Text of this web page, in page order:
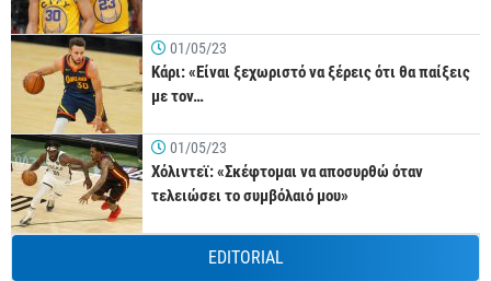
01/05/23
Κάρι: «Είναι ξεχωριστό να ξέρεις ότι θα παίξεις
με τον…
01/05/23
Χόλιντεϊ: «Σκέφτομαι να αποσυρθώ όταν
τελειώσει το συμβόλαιό μου»
EDITORIAL